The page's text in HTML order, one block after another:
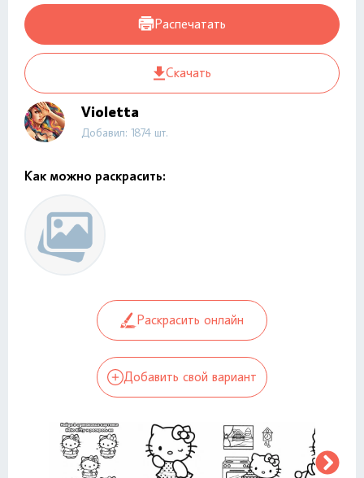
Распечатать
Скачать
Violetta
Добавил: 1874 шт.
Как можно раскрасить:
Раскрасить онлайн
Добавить свой вариант